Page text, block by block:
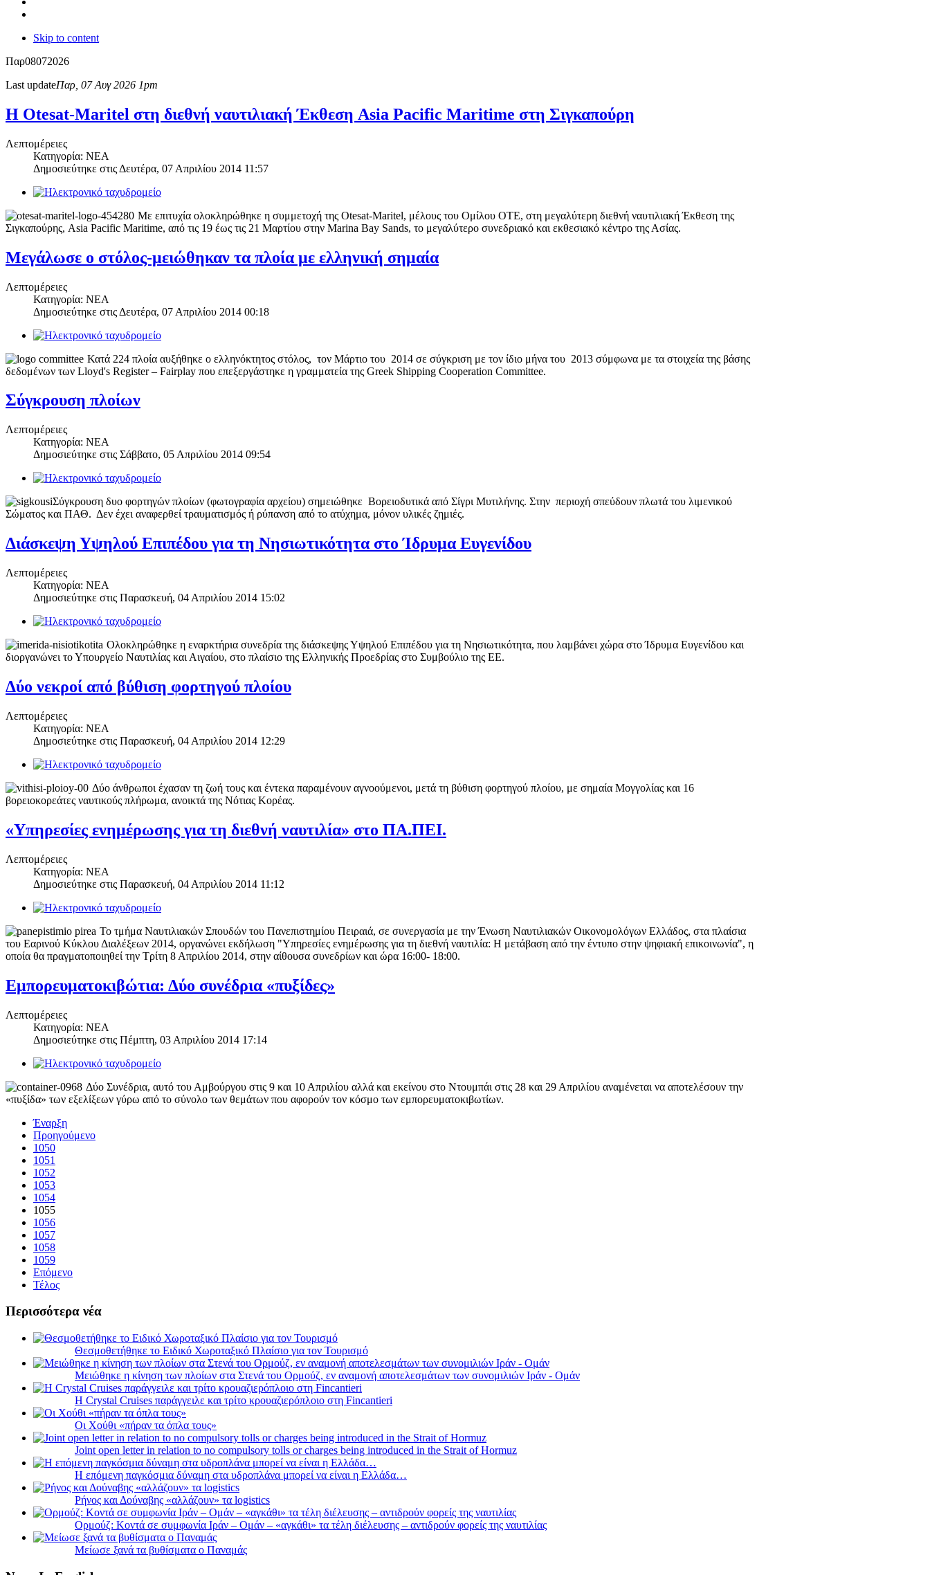
Skip to content
Παρ08072026
Last updateΠαρ, 07 Αυγ 2026 1pm
Η Otesat-Maritel στη διεθνή ναυτιλιακή Έκθεση Asia Pacific Maritime στη Σιγκαπούρη
Λεπτομέρειες
Κατηγορία: NEA
Δημοσιεύτηκε στις Δευτέρα, 07 Απριλίου 2014 11:57
Με επιτυχία ολοκληρώθηκε η συμμετοχή της Otesat-Maritel, μέλους του Ομίλου OTE, στη μεγαλύτερη διεθνή ναυτιλιακή Έκθεση της
Σιγκαπούρης, Asia Pacific Maritime, από τις 19 έως τις 21 Μαρτίου στην Marina Bay Sands, το μεγαλύτερο συνεδριακό και εκθεσιακό κέντρο της Ασίας.
Μεγάλωσε ο στόλος-μειώθηκαν τα πλοία με ελληνική σημαία
Λεπτομέρειες
Κατηγορία: NEA
Δημοσιεύτηκε στις Δευτέρα, 07 Απριλίου 2014 00:18
Κατά 224 πλοία αυξήθηκε ο ελληνόκτητος στόλος, τον Μάρτιο του 2014 σε σύγκριση με τον ίδιο μήνα του 2013 σύμφωνα με τα στοιχεία της βάσης
δεδομένων των Lloyd's Register – Fairplay που επεξεργάστηκε η γραμματεία της Greek Shipping Cooperation Committee.
Σύγκρουση πλοίων
Λεπτομέρειες
Κατηγορία: NEA
Δημοσιεύτηκε στις Σάββατο, 05 Απριλίου 2014 09:54
Σύγκρουση δυο φορτηγών πλοίων (φωτογραφία αρχείου) σημειώθηκε Βορειοδυτικά από Σίγρι Μυτιλήνης. Στην περιοχή σπεύδουν πλωτά του λιμενικού
Σώματος και ΠΑΘ. Δεν έχει αναφερθεί τραυματισμός ή ρύπανση από το ατύχημα, μόνον υλικές ζημιές.
Διάσκεψη Υψηλού Επιπέδου για τη Νησιωτικότητα στο Ίδρυμα Ευγενίδου
Λεπτομέρειες
Κατηγορία: NEA
Δημοσιεύτηκε στις Παρασκευή, 04 Απριλίου 2014 15:02
Ολοκληρώθηκε η εναρκτήρια συνεδρία της διάσκεψης Υψηλού Επιπέδου για τη Νησιωτικότητα, που λαμβάνει χώρα στο Ίδρυμα Ευγενίδου και
διοργανώνει το Υπουργείο Ναυτιλίας και Αιγαίου, στο πλαίσιο της Ελληνικής Προεδρίας στο Συμβούλιο της ΕΕ.
Δύο νεκροί από βύθιση φορτηγού πλοίου
Λεπτομέρειες
Κατηγορία: NEA
Δημοσιεύτηκε στις Παρασκευή, 04 Απριλίου 2014 12:29
Δύο άνθρωποι έχασαν τη ζωή τους και έντεκα παραμένουν αγνοούμενοι, μετά τη βύθιση φορτηγού πλοίου, με σημαία Μογγολίας και 16
βορειοκορεάτες ναυτικούς πλήρωμα, ανοικτά της Νότιας Κορέας.
«Υπηρεσίες ενημέρωσης για τη διεθνή ναυτιλία» στο ΠΑ.ΠΕΙ.
Λεπτομέρειες
Κατηγορία: NEA
Δημοσιεύτηκε στις Παρασκευή, 04 Απριλίου 2014 11:12
Το τμήμα Ναυτιλιακών Σπουδών του Πανεπιστημίου Πειραιά, σε συνεργασία με την Ένωση Ναυτιλιακών Οικονομολόγων Ελλάδος, στα πλαίσια
του Εαρινού Κύκλου Διαλέξεων 2014, οργανώνει εκδήλωση "Υπηρεσίες ενημέρωσης για τη διεθνή ναυτιλία: Η μετάβαση από την έντυπο στην ψηφιακή επικοινωνία", η
οποία θα πραγματοποιηθεί την Τρίτη 8 Απριλίου 2014, στην αίθουσα συνεδρίων και ώρα 16:00- 18:00.
Εμπορευματοκιβώτια: Δύο συνέδρια «πυξίδες»
Λεπτομέρειες
Κατηγορία: NEA
Δημοσιεύτηκε στις Πέμπτη, 03 Απριλίου 2014 17:14
Δύο Συνέδρια, αυτό του Αμβούργου στις 9 και 10 Απριλίου αλλά και εκείνου στο Ντουμπάι στις 28 και 29 Απριλίου αναμένεται να αποτελέσουν την
«πυξίδα» των εξελίξεων γύρω από το σύνολο των θεμάτων που αφορούν τον κόσμο των εμπορευματοκιβωτίων.
Έναρξη
Προηγούμενο
1050
1051
1052
1053
1054
1055
1056
1057
1058
1059
Επόμενο
Τέλος
Περισσότερα νέα
Θεσμοθετήθηκε το Ειδικό Χωροταξικό Πλαίσιο για τον Τουρισμό
Μειώθηκε η κίνηση των πλοίων στα Στενά του Ορμούζ, εν αναμονή αποτελεσμάτων των συνομιλιών Ιράν - Ομάν
Η Crystal Cruises παράγγειλε και τρίτο κρουαζιερόπλοιο στη Fincantieri
Οι Χούθι «πήραν τα όπλα τους»
Joint open letter in relation to no compulsory tolls or charges being introduced in the Strait of Hormuz
Η επόμενη παγκόσμια δύναμη στα υδροπλάνα μπορεί να είναι η Ελλάδα…
Ρήνος και Δούναβης «αλλάζουν» τα logistics
Ορμούζ: Κοντά σε συμφωνία Ιράν – Ομάν – «αγκάθι» τα τέλη διέλευσης – αντιδρούν φορείς της ναυτιλίας
Μείωσε ξανά τα βυθίσματα ο Παναμάς